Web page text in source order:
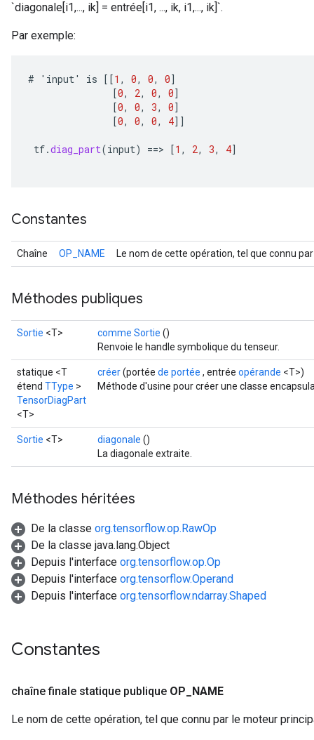
`diagonale[i1,..., ik] = entrée[i1, ..., ik, i1,..., ik]`.
Par exemple:
# ' input' is [[1 , 0, 0, 0]
[0, 2, 0, 0]
[0, 0, 3, 0]
[0, 0, 0, 4]]
tf.diag_part(input) ==> [1 , 2, 3, 4]
Constantes
Chaîne OP_NAME Le nom de cette opération, tel que connu
Méthodes publiques
Sortie <T> comme Sortie ()
Renvoie le handle symbolique du tenseur.
statique <T
étend TType >
TensorDiagPart
<T>
créer(portée de portée , entrée opérande <T>)
Méthode d'usine pour créer une classe
Sortie <T> diagonale ()
La diagonale extraite.
Méthodes héritées
De la classe org.tensorflow.op.RawOp
De la classe java.lang.Object
Depuis l'interface org.tensorflow.op.Op
Depuis l'interface org.tensorflow.Operand
Depuis l'interface org.tensorflow.ndarray.Shaped
Constantes
chaîne finale statique publique OP NAME
Le nom de cette opération, tel que connu par le moteur